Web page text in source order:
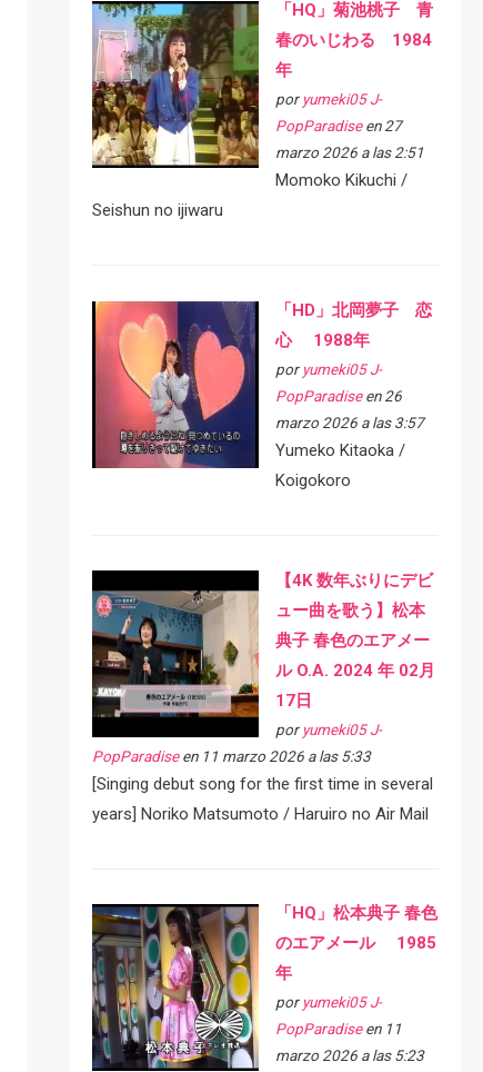
「HQ」菊池桃子 青
春のいじわる 1984
年
por yumeki05 J-
PopParadiseen 27
marzo 2026 a las 2:51
Momoko Kikuchi /
Seishun no ijiwaru
「HD」北岡夢子 恋
心 1988年
por yumeki05 J-
PopParadiseen 26
marzo 2026 a las 3:57
Yumeko Kitaoka /
Koigokoro
【4K 数年ぶりにデビ
ュー曲を歌う】松本
典子 春色のエアメー
ル O.A. 2024 年 02月
17日
por yumeki05 J-
PopParadiseen 11 marzo 2026 a las 5:33
[Singing debut song for the first time in several
years] Noriko Matsumoto / Haruiro no Air Mail
「HQ」松本典子 春色
のエアメール 1985
年
por yumeki05 J-
PopParadiseen 11
marzo 2026 a las 5:23